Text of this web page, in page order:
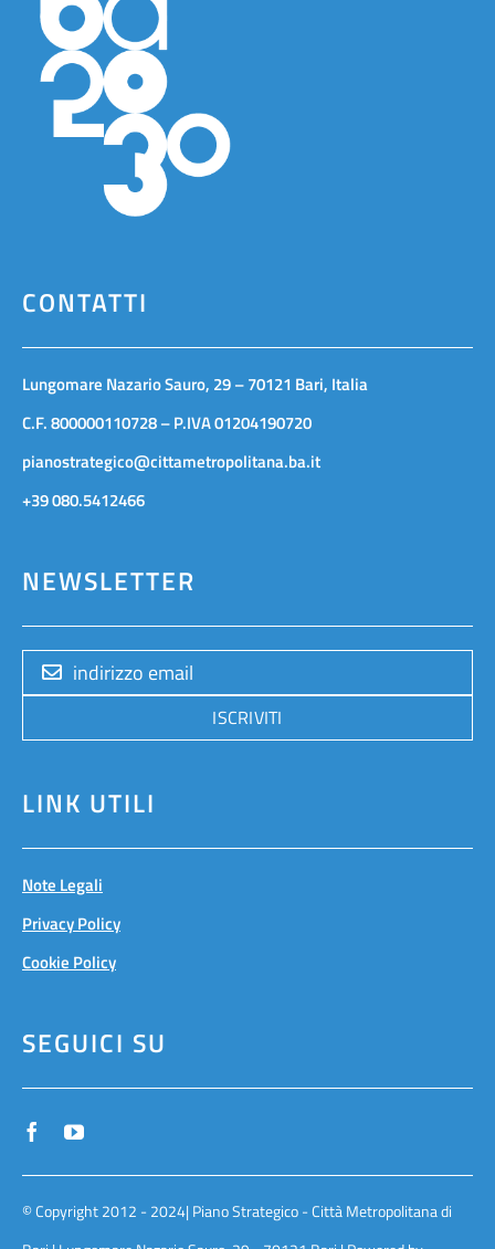
CONTATTI
Lungomare Nazario Sauro, 29 – 70121 Bari, Italia
C.F. 800000110728 – P.IVA 01204190720
pianostrategico@cittametropolitana.ba.it
+39 080.5412466
NEWSLETTER
ISCRIVITI
LINK UTILI
Note Legali
Privacy Policy
Cookie Policy
SEGUICI SU
© Copyright 2012 - 2024| Piano Strategico - Città Metropolitana di